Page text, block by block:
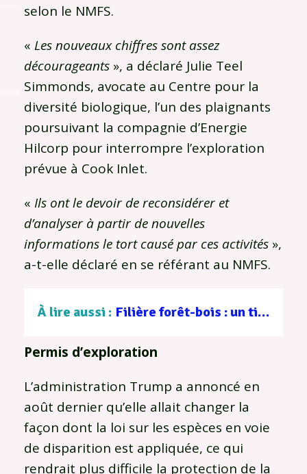
selon le NMFS.
« Les nouveaux chiffres sont assez
décourageants », a déclaré Julie Teel
Simmonds, avocate au Centre pour la
diversité biologique, l’un des plaignants
poursuivant la compagnie d’Energie
Hilcorp pour interrompre l’exploration
prévue à Cook Inlet.
« Ils ont le devoir de reconsidérer et
d’analyser à partir de nouvelles
informations le tort causé par ces activités »,
a-t-elle déclaré en se référant au NMFS.
À lire aussi : Filière forêt-bois : un tissu d’entreprises au service d’une gestion durable
Permis d’exploration
L’administration Trump a annoncé en
août dernier qu’elle allait changer la
façon dont la loi sur les espèces en voie
de disparition est appliquée, ce qui
rendrait plus difficile la protection de la